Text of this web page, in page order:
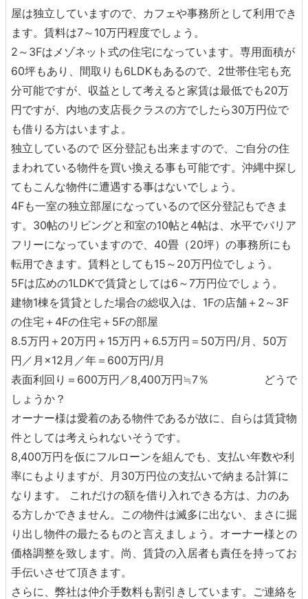
屋は独立していますので、カフェや事務所として利用でき
ます。賃料は7～10万円程度でしょう。
2～3Fはメゾネット式の住宅になっています。専用面積が
60坪もあり、間取りも6LDKもあるので、2世帯住宅も充
分可能ですが、収益として考えると家賃は最低でも20万
円ですが、内地の支店長クラスの方でしたら30万円位で
も借りる方はいますよ。
独立しているので 区分登記も出来ますので、ご自分の住
まわれている物件を買い換える事も可能です。沖縄中探し
てもこんな物件に遭遇する事はないでしょう。
4Fも一室の独立部屋になっているので区分登記もできま
す。30帖のリビングと和室の10帖と4帖は、水平でバリア
フリーになっていますので、40畳（20坪）の事務所にも
転用できます。賃料としても15～20万円位でしょう。
5Fは広めの1LDKで賃貸としては6～7万円位でしょう。
建物1棟を賃貸とした場合の総収入は、1Fの店舗＋2～3F
の住宅＋4Fの住宅＋5Fの部屋
8.5万円＋20万円＋15万円＋6.5万円＝50万円/月、50万
円／月×12月／年＝600万円/月
表面利回り＝600万円／8,400万円≒7％ どうで
しょうか？
オーナー様は愛着のある物件であるが故に、自らは賃貸物
件としては考えられないそうです。
8,400万円を仮にフルローンを組んでも、支払い年数や利
率にもよりますが、月30万円位の支払いで納まる計算に
なります。 これだけの額を借り入れできる方は、力のあ
る方しかできません。この物件は滅多に出ない、まさに掘
り出し物件の最たるものと言えましょう。オーナー様との
価格調整を致します。尚、賃貸の入居者も責任を持ってお
手伝いさせて頂きます。
さらに、弊社は仲介手数料も割引きしています。ご連絡を